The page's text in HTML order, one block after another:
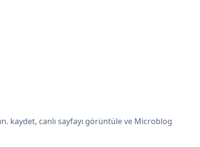
kaydet, canlı sayfayı görüntüle ve Microblog